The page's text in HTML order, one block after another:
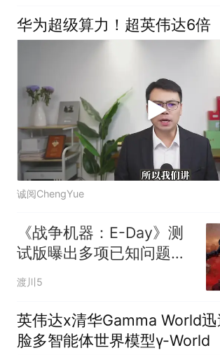
华为超级算力！超英伟达6倍
诚阅ChengYue
《战争机器：E-Day》测
试版曝出多项已知问题：
NVIDIA需更新至610.74驱
动
渡川5
英伟达x清华Gamma World
脸多智能体世界模型γ-World